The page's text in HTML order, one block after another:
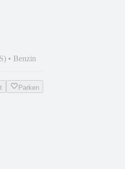
• Benzin
Parken